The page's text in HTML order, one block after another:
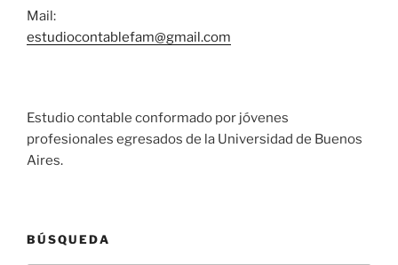
Mail:
estudiocontablefam@gmail.com
Estudio contable conformado por jóvenes
profesionales egresados de la Universidad de Buenos
Aires.
BÚSQUEDA